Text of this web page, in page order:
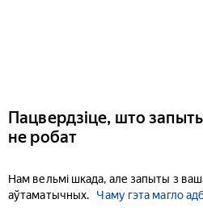
Пацвердзіце, што
не робат
Нам вельмі шкада, але запыты з
аўтаматычных.
Чаму гэта магло